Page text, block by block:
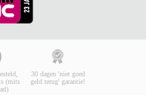
(mits
30 dagen 'niet goed
geld terug' garantie!